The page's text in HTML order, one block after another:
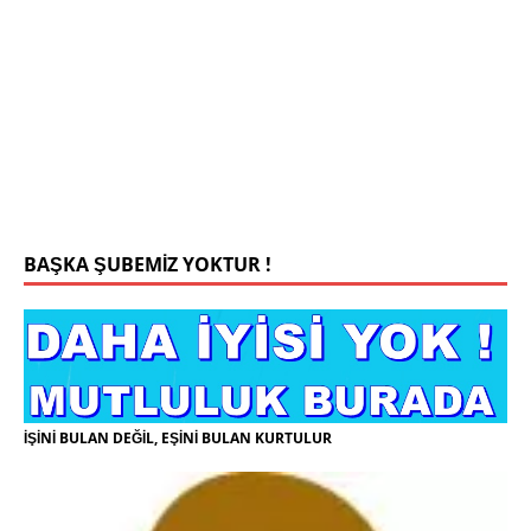
BAŞKA ŞUBEMİZ YOKTUR !
İŞİNİ BULAN DEĞİL, EŞİNİ BULAN KURTULUR